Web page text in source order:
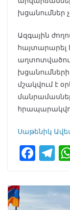
խցանումներ
Ազգային
հայտարարել
մշակվում է
Սաթենիկ
F
e
b
T
e
gr